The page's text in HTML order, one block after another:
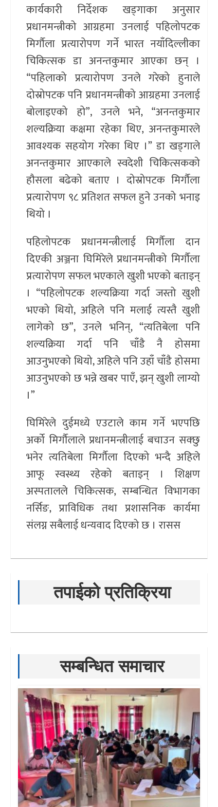
कार्यकारी निर्देशक खड्गाका अनुसार
प्रधानमन्त्रीको आग्रहमा उनलाई पहिलोपटक
मिर्गौला प्रत्यारोपण गर्ने भारत नयाँदिल्लीका
चिकित्सक डा अनन्तकुमार आएका छन् ।
“पहिलाको प्रत्यारोपण उनले गरेको हुनाले
दोस्रोपटक पनि प्रधानमन्त्रीको आग्रहमा उनलाई
बोलाइएको हो”, उनले भने, “अनन्तकुमार
शल्यक्रिया कक्षमा रहेका थिए, अनन्तकुमारले
आवश्यक सहयोग गरेका थिए ।” डा खड्गाले
अनन्तकुमार आएकाले स्वदेशी चिकित्सकको
हौसला बढेको बताए । दोस्रोपटक मिर्गौला
प्रत्यारोपण ९८ प्रतिशत सफल हुने उनको भनाइ
थियो ।
पहिलोपटक प्रधानमन्त्रीलाई मिर्गौला दान
दिएकी अञ्जना घिमिरेले प्रधानमन्त्रीको मिर्गौला
प्रत्यारोपण सफल भएकाले खुशी भएको बताइन्
। “पहिलोपटक शल्यक्रिया गर्दा जस्तो खुशी
भएको थियो, अहिले पनि मलाई त्यस्तै खुशी
लागेको छ”, उनले भनिन्, “त्यतिबेला पनि
शल्यक्रिया गर्दा पनि चाँडै नै होसमा
आउनुभएको थियो, अहिले पनि उहाँ चाँडै होसमा
आउनुभएको छ भन्ने खबर पाएँ, झन् खुशी लाग्यो
।”
घिमिरेले दुईमध्ये एउटाले काम गर्ने भएपछि
अर्को मिर्गौलाले प्रधानमन्त्रीलाई बचाउन सक्छु
भनेर त्यतिबेला मिर्गौला दिएको भन्दै अहिले
आफू स्वस्थ्य रहेको बताइन् । शिक्षण
अस्पतालले चिकित्सक, सम्बन्धित विभागका
नर्सिङ, प्राविधिक तथा प्रशासनिक कार्यमा
संलग्न सबैलाई धन्यवाद दिएको छ । रासस
तपाईको प्रतिक्रिया
सम्बन्धित समाचार